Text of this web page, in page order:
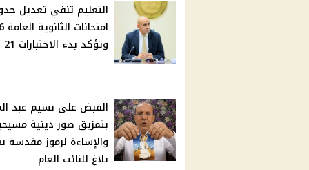
التعليم تنفي تعديل
وتؤكد بدء الاختبارات 21 يونيو
القبض على نسيم عبد
بتمزيق صور دينية
والإساءة لرموز مقدسة
بلاغ للنائب العام